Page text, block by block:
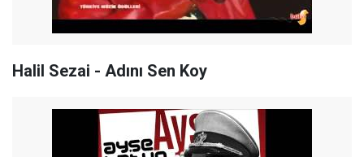
Halil Sezai - Adını Sen Koy